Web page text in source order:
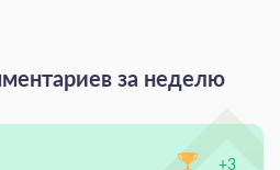
за неделю
+3